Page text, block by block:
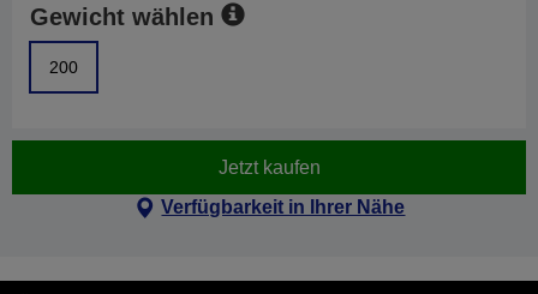
Gewicht wählen
200
Jetzt kaufen
Verfügbarkeit in Ihrer Nähe